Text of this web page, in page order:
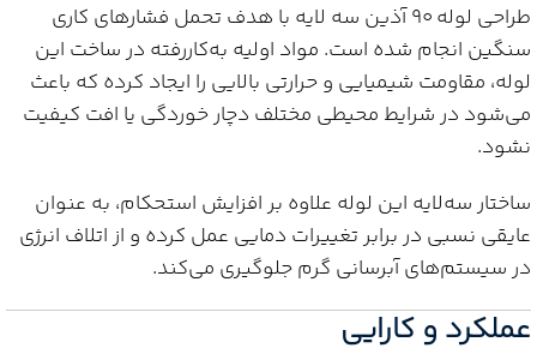
طراحی لوله 90 آذین سه لایه با هدف تحمل فشارهای کاری
سنگین انجام شده است. مواد اولیه به‌کاررفته در ساخت این
لوله، مقاومت شیمیایی و حرارتی بالایی را ایجاد کرده که باعث
می‌شود در شرایط محیطی مختلف دچار خوردگی یا افت کیفیت
نشود.
ساختار سه‌لایه این لوله علاوه بر افزایش استحکام، به عنوان
عایقی نسبی در برابر تغییرات دمایی عمل کرده و از اتلاف انرژی
در سیستم‌های آبرسانی گرم جلوگیری می‌کند.
عملکرد و کارایی